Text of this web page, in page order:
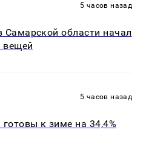
5 часов назад
области начал
вещей
5 часов назад
к зиме на 34,4%